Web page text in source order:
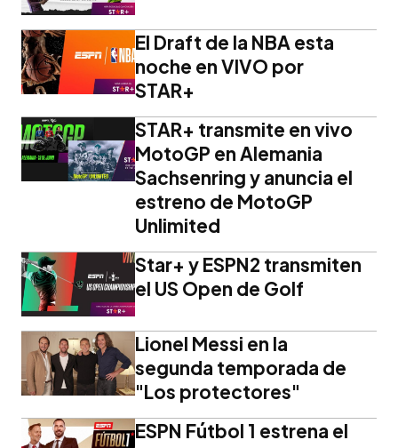
El Draft de la NBA esta
noche en VIVO por
STAR+
STAR+ transmite en vivo
MotoGP en Alemania
Sachsenring y anuncia el
estreno de MotoGP
Unlimited
Star+ y ESPN2 transmiten
el US Open de Golf
Lionel Messi en la
segunda temporada de
"Los protectores"
ESPN Fútbol 1 estrena el